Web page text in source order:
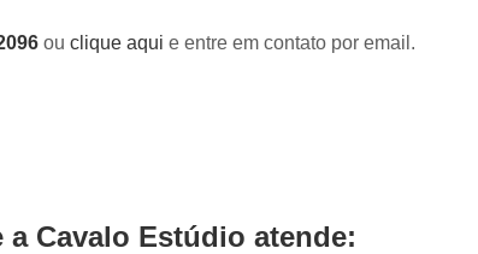
ou clique aqui e entre em contato por email.
a Cavalo Estúdio atende: